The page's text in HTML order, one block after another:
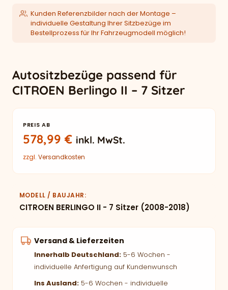
Kunden Referenzbilder nach der Montage –
individuelle Gestaltung Ihrer Sitzbezüge im
Bestellprozess für Ihr Fahrzeugmodell möglich!
Autositzbezüge passend für
CITROEN Berlingo II – 7 Sitzer
PREIS AB
578,99€ inkl. MwSt.
zzgl. Versandkosten
MODELL / BAUJAHR
CITROEN BERLINGO II - 7 Sitzer (2008-2018)
Versand & Lieferzeiten
Innerhalb Deutschland: 5-6 Wochen -
individuelle Anfertigung auf Kundenwunsch
Ins Ausland: 5-6 Wochen - individuelle